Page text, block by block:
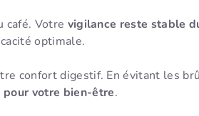
café. Votre vigilance reste stable
optimale.
confort digestif. En évitant les
votre bien-être.